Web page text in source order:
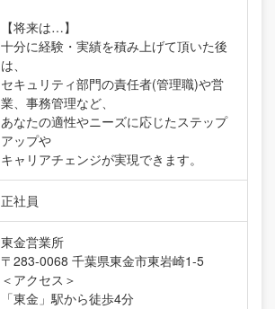
【将来は…】
十分に経験・実績を積み上げて頂いた後
は、
セキュリティ部門の責任者(管理職)や営
業、事務管理など、
あなたの適性やニーズに応じたステップ
アップや
キャリアチェンジが実現できます。
正社員
東金営業所
〒283-0068 千葉県東金市東岩崎1-5
＜アクセス＞
「東金」駅から徒歩4分